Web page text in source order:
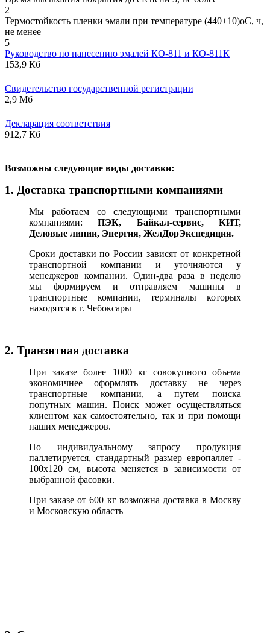
2
Термостойкость пленки эмали при температуре (440±10)оС, ч,
не менее
5
Руководство по нанесению эмалей КО-811 и КО-811К
153,9 Кб
Свидетельство государственной регистрации
2,9 Мб
Декларация соответствия
912,7 Кб
Возможны следующие виды доставки:
1. Доставка транспортными компаниями
Мы работаем со следующими транспортными
компаниями:ПЭК, Байкал-сервис, КИТ,
Деловые линии, Энергия, ЖелДорЭкспедиция.
Сроки доставки по России зависят от конкретной
транспортной компании и уточняются у
менеджеров компании. Один-два раза в неделю
мы формируем и отправляем машины в
транспортные компании, терминалы которых
находятся в г. Чебоксары
2. Транзитная доставка
При заказе более 1000 кг совокупного объема
экономичнее оформлять доставку не через
транспортные компании, а путем поиска
попутных машин. Поиск может осуществляться
клиентом как самостоятельно, так и при помощи
наших менеджеров.
По индивидуальному запросу продукция
паллетируется, стандартный размер европаллет -
100х120 см, высота меняется в зависимости от
выбранной фасовки.
При заказе от 600 кг возможна доставка в Москву
и Московскую область